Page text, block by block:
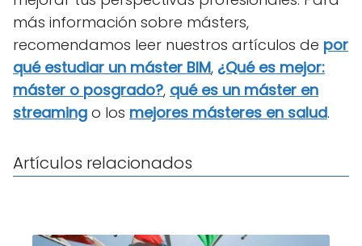
más información sobre másters,
recomendamos leer nuestros artículos de por
qué estudiar un máster BIM, ¿Qué es mejor:
máster o posgrado?, qué es un máster en
streaming o los mejores másteres en salud.
Artículos relacionados